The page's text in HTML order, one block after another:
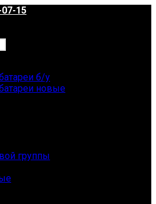
15
б/у
новые
группы